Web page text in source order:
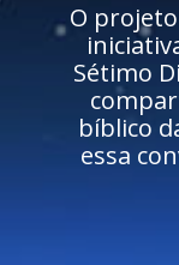
O
Sétimo
bíblico
essa